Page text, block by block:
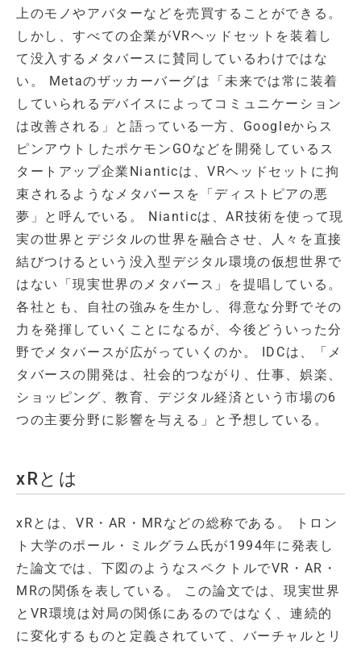
上のモノやアバターなどを売買することができる。
しかし、すべての企業がVRヘッドセットを装着し
て没入するメタバースに賛同しているわけではな
い。 Metaのザッカーバーグは「未来では常に装着
していられるデバイスによってコミュニケーション
は改善される」と語っている一方、Googleからス
ピンアウトしたポケモンGOなどを開発しているス
タートアップ企業Nianticは、VRヘッドセットに拘
束されるようなメタバースを「ディストピアの悪
夢」と呼んでいる。 Nianticは、AR技術を使って現
実の世界とデジタルの世界を融合させ、人々を直接
結びつけるという没入型デジタル環境の仮想世界で
はない「現実世界のメタバース」を提唱している。
各社とも、自社の強みを生かし、得意な分野でその
力を発揮していくことになるが、今後どういった分
野でメタバースが広がっていくのか。 IDCは、「メ
タバースの開発は、社会的つながり、仕事、娯楽、
ショッピング、教育、デジタル経済という市場の6
つの主要分野に影響を与える」と予想している。
xRとは
xRとは、VR・AR・MRなどの総称である。 トロン
ト大学のポール・ミルグラム氏が1994年に発表し
た論文では、下図のようなスペクトルでVR・AR・
MRの関係を表している。 この論文では、現実世界
とVR環境は対局の関係にあるのではなく、連続的
に変化するものと定義されていて、バーチャルとリ